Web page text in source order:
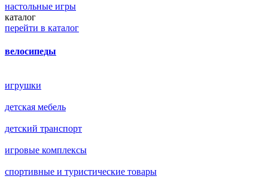
настольные игры
каталог
перейти в каталог
велосипеды
игрушки
детская мебель
детский транспорт
игровые комплексы
спортивные и туристические товары